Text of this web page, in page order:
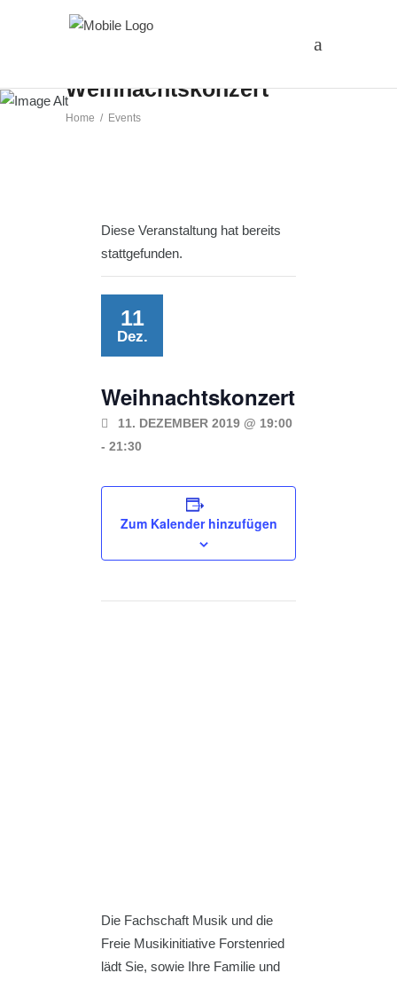
Weihnachtskonzert
Home / Events
Diese Veranstaltung hat bereits
stattgefunden.
11
Dez.
Weihnachtskonzert
11. DEZEMBER 2019 @ 19:00
- 21:30
Zum Kalender hinzufügen
Die Fachschaft Musik und die
Freie Musikinitiative Forstenried
lädt Sie, sowie Ihre Familie und